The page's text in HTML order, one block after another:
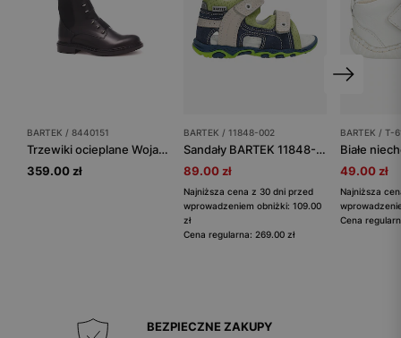
BARTEK / 8440151
Trzewiki ocieplane Wojas x Bartek 8440151, dla dziewcząt, czarny
359.00 zł
BARTEK / 11848-002
Sandały BARTEK 11848-002, dla chłopców, zielono-granatowy
89.00 zł
Najniższa cena z 30 dni przed
wprowadzeniem obniżki: 109.00
zł
Cena regularna: 269.00 zł
BARTEK / T-
49.00 zł
Najniższa
Cena
BEZPIECZNE ZAKUPY